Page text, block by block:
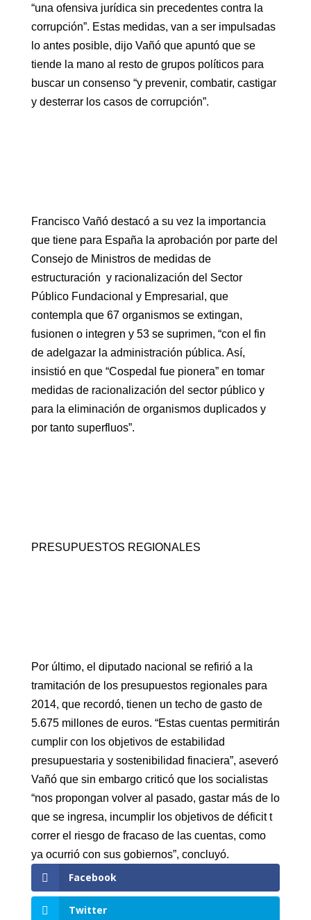
“una ofensiva jurídica sin precedentes contra la
corrupción”. Estas medidas, van a ser impulsadas
lo antes posible, dijo Vañó que apuntó que se
tiende la mano al resto de grupos políticos para
buscar un consenso “y prevenir, combatir, castigar
y desterrar los casos de corrupción”.
Francisco Vañó destacó a su vez la importancia
que tiene para España la aprobación por parte del
Consejo de Ministros de medidas de
estructuración y racionalización del Sector
Público Fundacional y Empresarial, que
contempla que 67 organismos se extingan,
fusionen o integren y 53 se suprimen, “con el fin
de adelgazar la administración pública. Así,
insistió en que “Cospedal fue pionera” en tomar
medidas de racionalización del sector público y
para la eliminación de organismos duplicados y
por tanto superfluos”.
PRESUPUESTOS REGIONALES
Por último, el diputado nacional se refirió a la
tramitación de los presupuestos regionales para
2014, que recordó, tienen un techo de gasto de
5.675 millones de euros. “Estas cuentas permitirán
cumplir con los objetivos de estabilidad
presupuestaria y sostenibilidad finaciera”, aseveró
Vañó que sin embargo criticó que los socialistas
“nos propongan volver al pasado, gastar más de lo
que se ingresa, incumplir los objetivos de déficit t
correr el riesgo de fracaso de las cuentas, como
ya ocurrió con sus gobiernos”, concluyó.
Facebook
Twitter